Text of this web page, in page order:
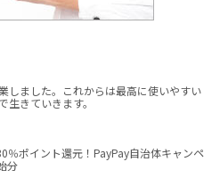
しました。これからは最高に使いやすい
生きていきます。
％ポイント還元！PayPay自治体キャンペ
分